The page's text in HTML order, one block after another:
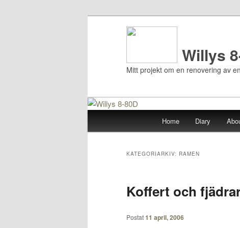
Willys
Mitt projekt om en renovering av
innehåll
Home Diary
KATEGORIARKIV: RAMEN
Koffert och
Postat11 april, 2006